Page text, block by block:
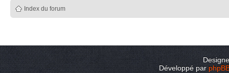
Index du forum
Développé par